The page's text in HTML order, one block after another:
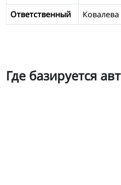
Ответственный
Где базируется